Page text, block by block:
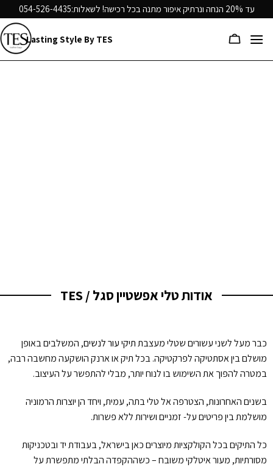
to
content
עד 20% הנחה ונרתיק איפור מתנה בכל רכישה! לשאלות: 054-526-4435
Lasting Style By TES
אודות טלי אפשטיין סגל / TES
כבר מעל לשני עשורים שטלי מעצבתתיקי עור לנשים, המשלבים באופן
מושלם בין אסתטיקה לפרקטיקה. בכל תיק או ארנק הושקעה מחשבה רבה,
במטרה להפוך את השימוש בו לנוח יותר, מבלי להתפשר על העיצוב.
בשנים האחרונות, הצטרפה אל טלי בתה, עמית, ויחד הן יוצרות הרמוניה
מושלמת בין פריטים על- זמניים ושירות ללא פשרות.
כל התיקים בכל הקולקציות מיוצרים כאן בישראל, בעבודת יד ובטכניקות
מסורתיות, מעור איטלקי משובח – כשההקפדה הבלתי מתפשרת על